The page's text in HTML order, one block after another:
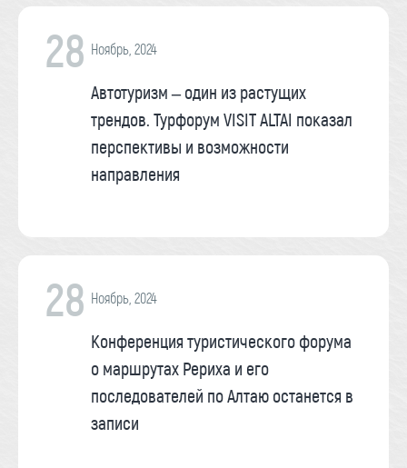
28 Ноябрь, 2024
Автотуризм – один из растущих
трендов. Турфорум VISIT ALTAI показал
перспективы и возможности
направления
28 Ноябрь, 2024
Конференция туристического форума
о маршрутах Рериха и его
последователей по Алтаю останется в
записи